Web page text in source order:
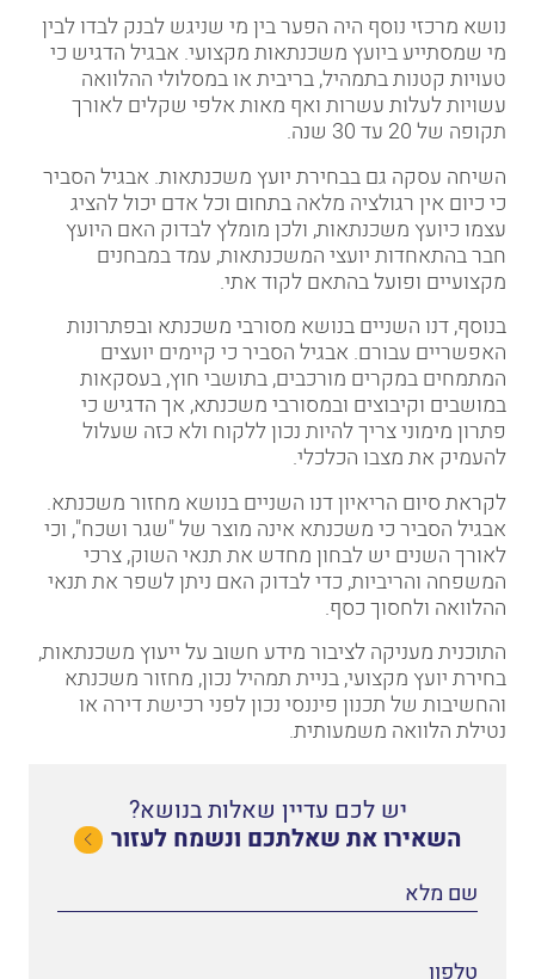
נושא מרכזי נוסף היה הפער בין מי שניגש לבנק לבדו לבין
מי שמסתייע ביועץ משכנתאות מקצועי. אבגיל הדגיש כי
טעויות קטנות בתמהיל, בריבית או במסלולי ההלוואה
עשויות לעלות עשרות ואף מאות אלפי שקלים לאורך
תקופה של 20 עד 30 שנה.
השיחה עסקה גם בבחירת יועץ משכנתאות. אבגיל הסביר
כי כיום אין רגולציה מלאה בתחום וכל אדם יכול להציג
עצמו כיועץ משכנתאות, ולכן מומלץ לבדוק האם היועץ
חבר בהתאחדות יועצי המשכנתאות, עמד במבחנים
מקצועיים ופועל בהתאם לקוד אתי.
בנוסף, דנו השניים בנושא מסורבי משכנתא ובפתרונות
האפשריים עבורם. אבגיל הסביר כי קיימים יועצים
המתמחים במקרים מורכבים, בתושבי חוץ, בעסקאות
במושבים וקיבוצים ובמסורבי משכנתא, אך הדגיש כי
פתרון מימוני צריך להיות נכון ללקוח ולא כזה שעלול
להעמיק את מצבו הכלכלי.
לקראת סיום הריאיון דנו השניים בנושא מחזור משכנתא.
אבגיל הסביר כי משכנתא אינה מוצר של "שגר ושכח", וכי
לאורך השנים יש לבחון מחדש את תנאי השוק, צרכי
המשפחה והריביות, כדי לבדוק האם ניתן לשפר את תנאי
ההלוואה ולחסוך כסף.
התוכנית מעניקה לציבור מידע חשוב על ייעוץ משכנתאות,
בחירת יועץ מקצועי, בניית תמהיל נכון, מחזור משכנתא
והחשיבות של תכנון פיננסי נכון לפני רכישת דירה או
נטילת הלוואה משמעותית.
יש לכם עדיין שאלות בנושא?
השאירו את שאלתכם ונשמח לעזור